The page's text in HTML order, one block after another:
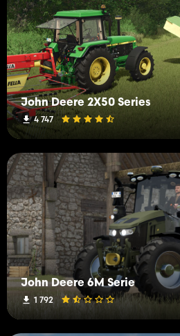
John Deere 2X50 Series
4 747
John Deere 6M Serie
1 792